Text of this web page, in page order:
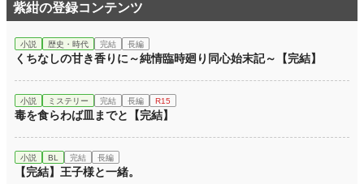
紫紺の登録コンテンツ
小説 歴史・時代 完結 長編
くちなしの甘き香りに～純情臨時廻り同心始末記～【完結】
小説 ミステリー 完結 長編 R15
毒を食らわば皿までと【完結】
小説 BL 完結 長編
【完結】王子様と一緒。